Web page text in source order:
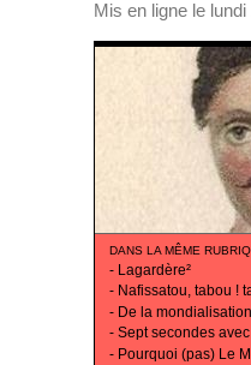
Mis en ligne le
DANS LA MÊME
- Lagardère²
- Nafissatou, tabou !
- De la
- Sept secondes
- Pourquoi (pas) Le